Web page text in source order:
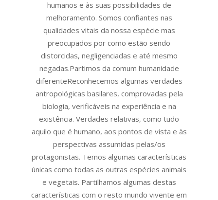
humanos e às suas possibilidades de
melhoramento. Somos confiantes nas
qualidades vitais da nossa espécie mas
preocupados por como estão sendo
distorcidas, negligenciadas e até mesmo
negadas.Partimos da comum humanidade
diferenteReconhecemos algumas verdades
antropológicas basilares, comprovadas pela
biologia, verificáveis na experiência e na
existência. Verdades relativas, como tudo
aquilo que é humano, aos pontos de vista e às
perspectivas assumidas pelas/os
protagonistas. Temos algumas características
únicas como todas as outras espécies animais
e vegetais. Partilhamos algumas destas
características com o resto mundo vivente em